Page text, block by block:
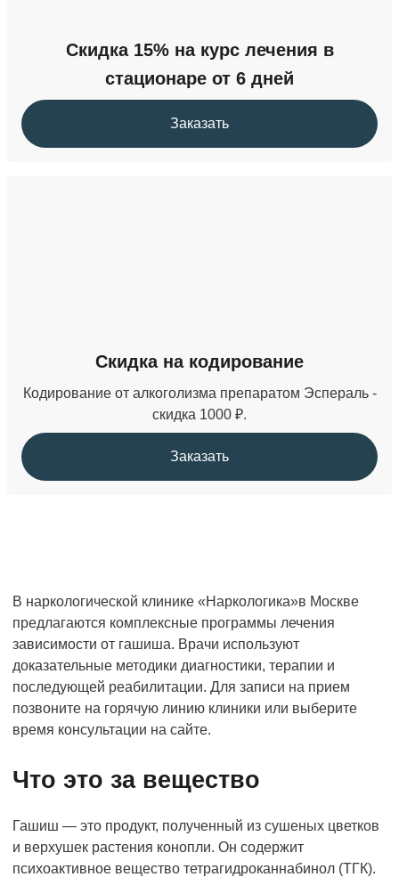
Скидка 15% на курс лечения в
стационаре от 6 дней
Заказать
Скидка на кодирование
Кодирование от алкоголизма препаратом Эспераль -
скидка 1000 ₽.
Заказать
В наркологической клинике «Наркологика»в Москве
предлагаются комплексные программы лечения
зависимости от гашиша. Врачи используют
доказательные методики диагностики, терапии и
последующей реабилитации. Для записи на прием
позвоните на горячую линию клиники или выберите
время консультации на сайте.
Что это за вещество
Гашиш — это продукт, полученный из сушеных цветков
и верхушек растения конопли. Он содержит
психоактивное вещество тетрагидроканнабинол (ТГК).